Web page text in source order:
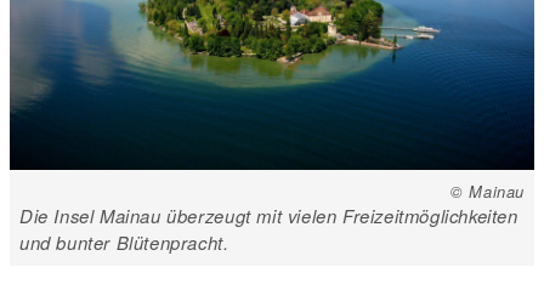
© Mainau
Die Insel Mainau überzeugt mit vielen Freizeitmöglichkeiten
und bunter Blütenpracht.